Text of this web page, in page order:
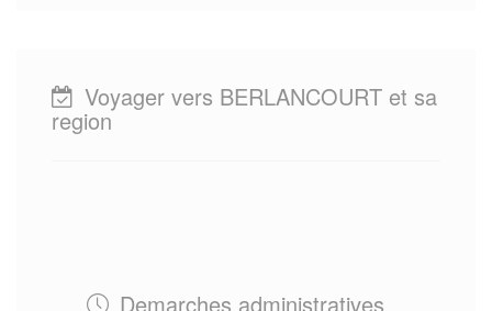
Voyager vers BERLANCOURT et sa
region
Demarches administratives